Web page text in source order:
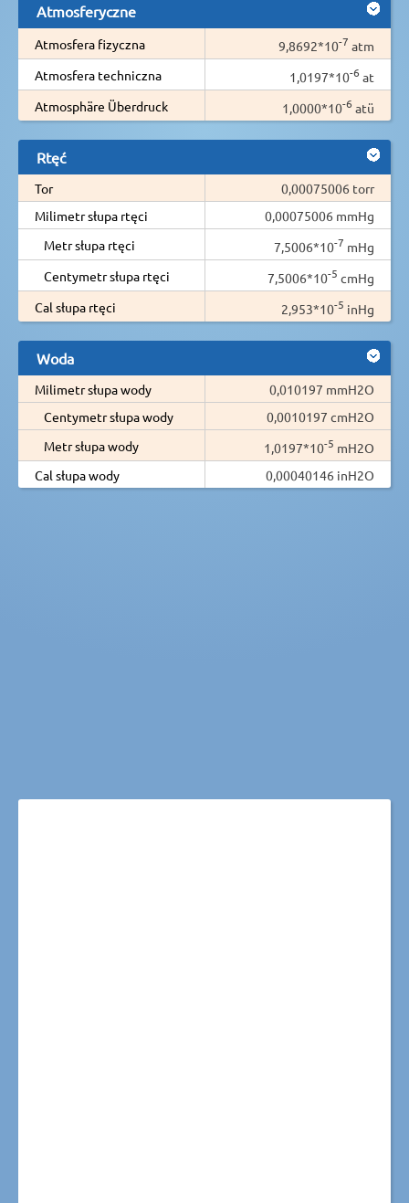
Atmosferyczne
Atmosfera fizyczna 9,8692*10-7 atm
Atmosfera techniczna
1,0197*10-6 at
Atmosphäre Überdruck
1,0000*10-6 atü
Rtęć
Tor
0,00075006 torr
Milimetr słupa rtęci
0,00075006 mmHg
Metr słupa rtęci
7,5006*10-7 mHg
Centymetr słupa rtęci
7,5006*10-5 cmHg
Cal słupa rtęci
2,953*10-5 inHg
Woda
Milimetr słupa wody
0,010197 mmH2O
Centymetr słupa wody
0,0010197 cmH2O
Metr słupa wody
1,0197*10-5 mH2O
Cal słupa wody
0,00040146 inH2O